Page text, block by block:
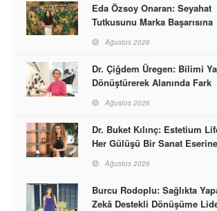
Eda Özsoy Onaran: Seyahat
Tutkusunu Marka Başarısına
Ağustos 2026
Dr. Çiğdem Üregen: Bilimi
Dönüştürerek Alanında Fark
Ağustos 2026
Dr. Buket Kılınç: Estetium
Her Gülüşü Bir Sanat Eserine
Ağustos 2026
Burcu Rodoplu: Sağlıkta
Zekâ Destekli Dönüşüme